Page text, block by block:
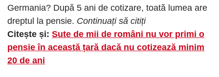
Germania? După 5 ani de cotizare, toată lumea are
dreptul la pensie. Continuați să citiți
Citește și: Sute de mii de români nu vor primi o
pensie în această țară dacă nu cotizează minim
20 de ani